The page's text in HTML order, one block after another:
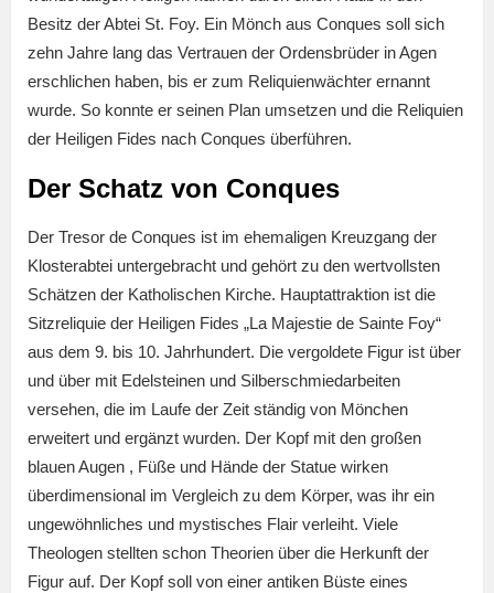
Besitz der Abtei St. Foy. Ein Mönch aus Conques soll sich
zehn Jahre lang das Vertrauen der Ordensbrüder in Agen
erschlichen haben, bis er zum Reliquienwächter ernannt
wurde. So konnte er seinen Plan umsetzen und die Reliquien
der Heiligen Fides nach Conques überführen.
Der Schatz von Conques
Der Tresor de Conques ist im ehemaligen Kreuzgang der
Klosterabtei untergebracht und gehört zu den wertvollsten
Schätzen der Katholischen Kirche. Hauptattraktion ist die
Sitzreliquie der Heiligen Fides „La Majestie de Sainte Foy“
aus dem 9. bis 10. Jahrhundert. Die vergoldete Figur ist über
und über mit Edelsteinen und Silberschmiedarbeiten
versehen, die im Laufe der Zeit ständig von Mönchen
erweitert und ergänzt wurden. Der Kopf mit den großen
blauen Augen , Füße und Hände der Statue wirken
überdimensional im Vergleich zu dem Körper, was ihr ein
ungewöhnliches und mystisches Flair verleiht. Viele
Theologen stellten schon Theorien über die Herkunft der
Figur auf. Der Kopf soll von einer antiken Büste eines